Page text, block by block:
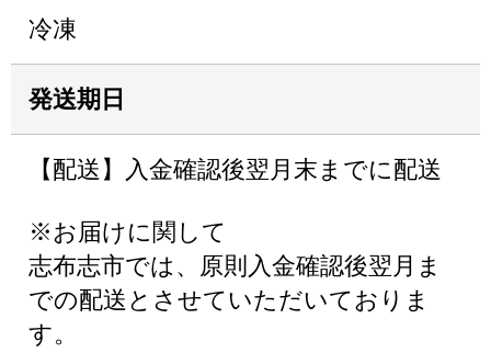
冷凍
発送期日
【配送】入金確認後翌月末までに配送
※お届けに関して
志布志市では、原則入金確認後翌月ま
での配送とさせていただいておりま
す。